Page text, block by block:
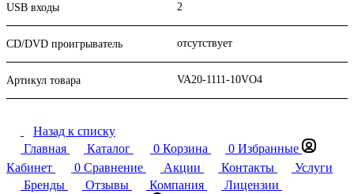
USB входы 2
CD/DVD проигрыватель отсутствует
Артикул товара VA20-1111-10VO4
Назад к списку
Главная
Каталог 0 Корзина 0 Избранные
Кабинет
0 Сравнение Акции Контакты
Услуги
Бренды
Отзывы Компания
Лицензии